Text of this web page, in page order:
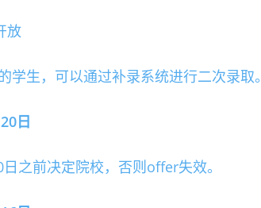
放
生，可以通过补录系统进行二次录取。
日
之前决定院校，否则offer失效。